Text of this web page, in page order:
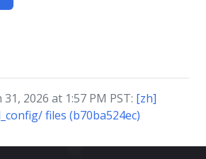
2026 at 1:57 PM PST: [zh]
files (b70ba524ec)